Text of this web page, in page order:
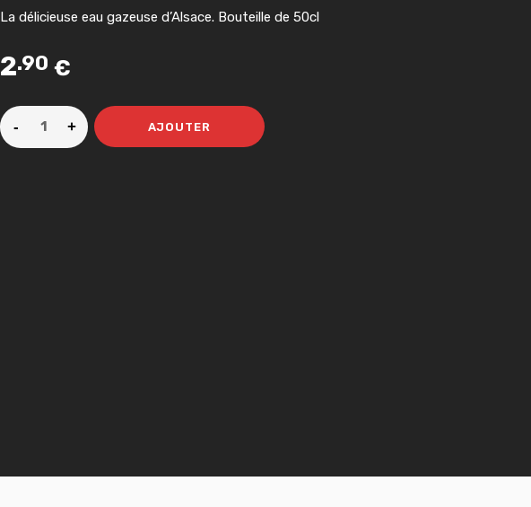
La délicieuse eau gazeuse d’Alsace. Bouteille de 50cl
2.90 €
AJOUTER